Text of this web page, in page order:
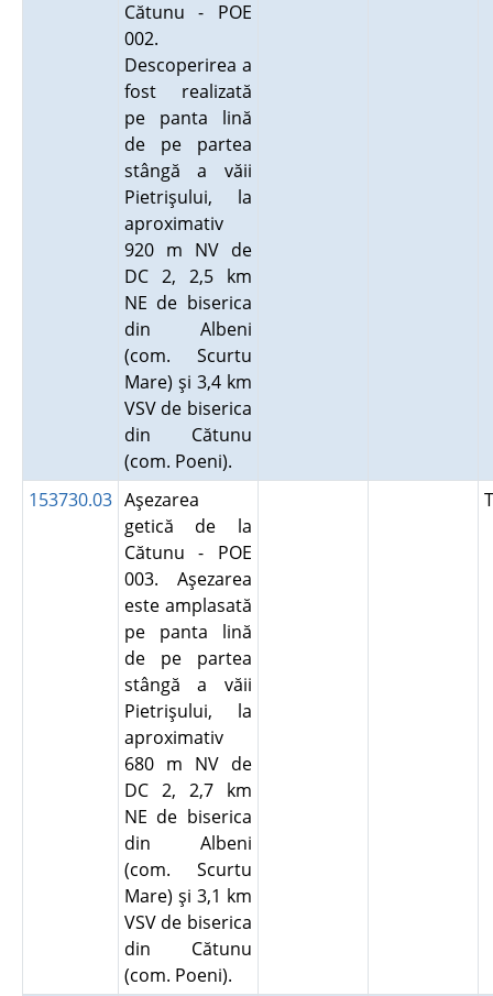
Cătunu - POE
002.
Descoperirea a
fost realizată
pe panta lină
de pe partea
stângă a văii
Pietrişului, la
aproximativ
920 m NV de
DC 2, 2,5 km
NE de biserica
din Albeni
(com. Scurtu
Mare) şi 3,4 km
VSV de biserica
din Cătunu
(com. Poeni).
153730.03 Aşezarea
getică de la
Cătunu - POE
003. Aşezarea
este amplasată
pe panta lină
de pe partea
stângă a văii
Pietrişului, la
aproximativ
680 m NV de
DC 2, 2,7 km
NE de biserica
din Albeni
(com. Scurtu
Mare) şi 3,1 km
VSV de biserica
din Cătunu
(com. Poeni).